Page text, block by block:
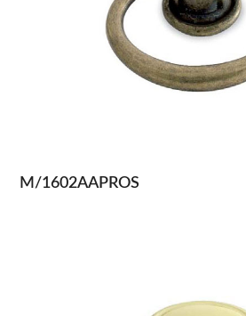
M/1602AAPROS